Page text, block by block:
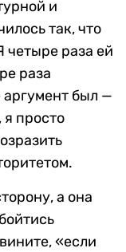
и
так, что
четыре раза ей
раза
аргумент был —
я просто
а она
«если